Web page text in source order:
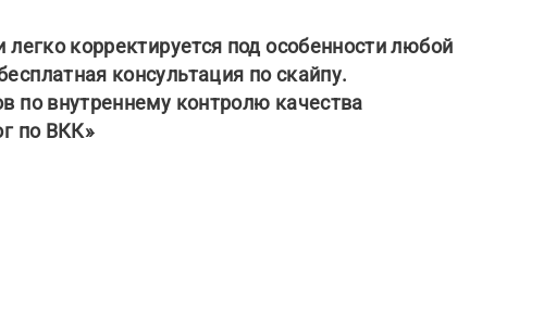
корректируется под особенности любой
консультация по скайпу.
по внутреннему контролю качества
по ВКК»